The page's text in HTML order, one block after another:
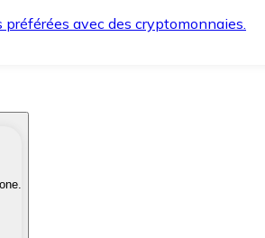
avec des cryptomonnaies.
rapidement et en toute sécurité.
fiduciaire lorsque vous en avez besoin.